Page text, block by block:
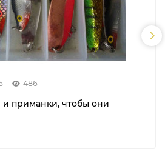
486
и приманки, чтобы они